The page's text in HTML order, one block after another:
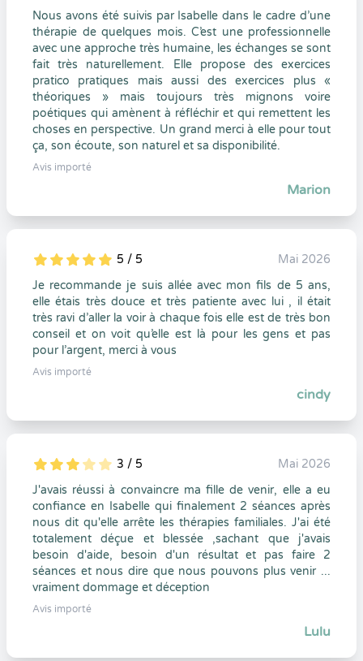
Nous avons été suivis par Isabelle dans le cadre d’une
thérapie de quelques mois. C’est une professionnelle
avec une approche très humaine, les échanges se sont
fait très naturellement. Elle propose des exercices
pratico pratiques mais aussi des exercices plus «
théoriques » mais toujours très mignons voire
poétiques qui amènent à réfléchir et qui remettent les
choses en perspective. Un grand merci à elle pour tout
ça, son écoute, son naturel et sa disponibilité.
Avis importé
Marion
5
1
5
0 5 / 5
Mai 2026
Je recommande je suis allée avec mon fils de 5 ans,
elle étais très douce et très patiente avec lui , il était
très ravi d’aller la voir à chaque fois elle est de très bon
conseil et on voit qu’elle est là pour les gens et pas
pour l’argent, merci à vous
Avis importé
cindy
5
1
3
0 3 / 5
Mai 2026
J'avais réussi à convaincre ma fille de venir, elle a eu
confiance en Isabelle qui finalement 2 séances après
nous dit qu'elle arrête les thérapies familiales. J'ai été
totalement déçue et blessée ,sachant que j'avais
besoin d'aide, besoin d'un résultat et pas faire 2
séances et nous dire que nous pouvons plus venir ...
vraiment dommage et déception
Avis importé
Lulu